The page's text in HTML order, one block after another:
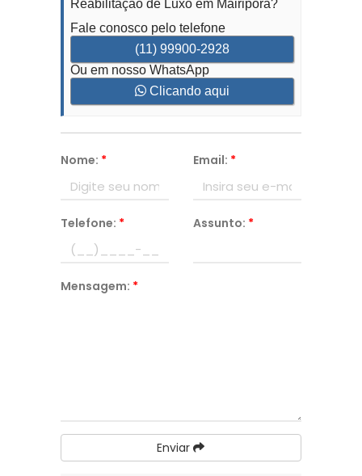
Reabilitação de Luxo em Mairiporã?
Fale conosco pelo telefone
(11) 99900-2928
Ou em nosso WhatsApp
Clicando aqui
Nome: * Email: *
Telefone: * Assunto: *
Mensagem: *
Enviar